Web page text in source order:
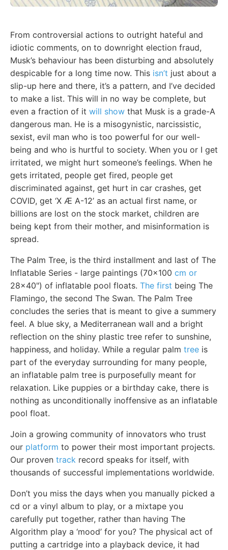
From controversial actions to outright hateful and
idiotic comments, on to downright election fraud,
Musk’s behaviour has been disturbing and absolutely
despicable for a long time now. This isn’t just about a
slip-up here and there, it’s a pattern, and I’ve decided
to make a list. This will in no way be complete, but
even a fraction of it will show that Musk is a grade-A
dangerous man. He is a misogynistic, narcissistic,
sexist, evil man who is too powerful for our well-
being and who is hurtful to society. When you or I get
irritated, we might hurt someone’s feelings. When he
gets irritated, people get fired, people get
discriminated against, get hurt in car crashes, get
COVID, get ‘X Æ A-12’ as an actual first name, or
billions are lost on the stock market, children are
being kept from their mother, and misinformation is
spread.
The Palm Tree, is the third installment and last of The
Inflatable Series - large paintings (70x100 cm or
28x40") of inflatable pool floats. The first being The
Flamingo, the second The Swan. The Palm Tree
concludes the series that is meant to give a summery
feel. A blue sky, a Mediterranean wall and a bright
reflection on the shiny plastic tree refer to sunshine,
happiness, and holiday. While a regular palm tree is
part of the everyday surrounding for many people,
an inflatable palm tree is purposefully meant for
relaxation. Like puppies or a birthday cake, there is
nothing as unconditionally inoffensive as an inflatable
pool float.
Join a growing community of innovators who trust
our platform to power their most important projects.
Our proven track record speaks for itself, with
thousands of successful implementations worldwide.
Don’t you miss the days when you manually picked a
cd or a vinyl album to play, or a mixtape you
carefully put together, rather than having The
Algorithm play a ‘mood’ for you? The physical act of
putting a cartridge into a playback device, it had